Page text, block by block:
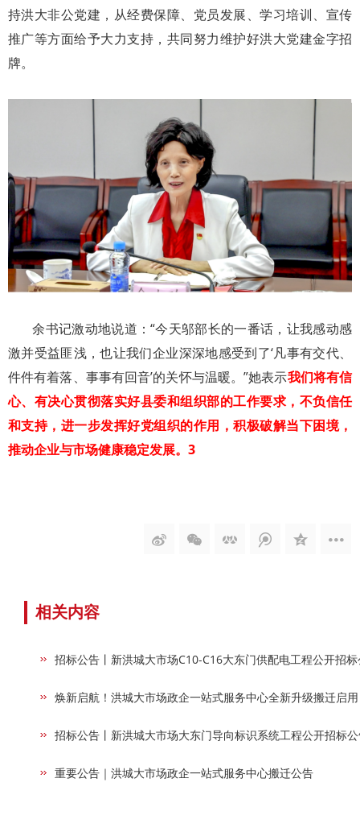
持洪大非公党建，从经费保障、党员发展、学习培训、宣传
推广等方面给予大力支持，共同努力维护好洪大党建金字招
牌。
余书记激动地说道：“今天邬部长的一番话，让我感动感
激并受益匪浅，也让我们企业深深地感受到了‘凡事有交代、
件件有着落、事事有回音’的关怀与温暖。”她表示我们将有信
心、有决心贯彻落实好县委和组织部的工作要求，不负信任
和支持，进一步发挥好党组织的作用，积极破解当下困境，
推动企业与市场健康稳定发展。3
相关内容
招标公告丨新洪城大市场C10-C16大东门供配电工程公开招
焕新启航！洪城大市场政企一站式服务中心全新升级搬迁启用
招标公告丨新洪城大市场大东门导向标识系统工程公开招标
重要公告｜洪城大市场政企一站式服务中心搬迁公告